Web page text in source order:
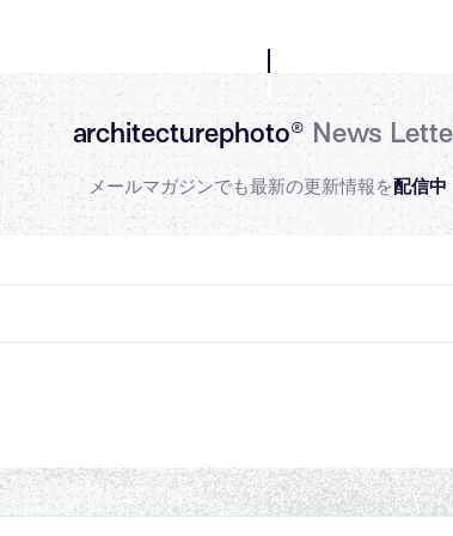
architecturephoto®News
メールマガジンでも最新の更新情報を配信中